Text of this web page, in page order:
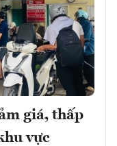
giá, thấp
vực